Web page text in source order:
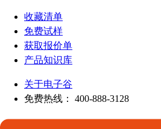
收藏清单
免费试样
获取报价单
产品知识库
关于电子谷
免费热线：
400-888-3128